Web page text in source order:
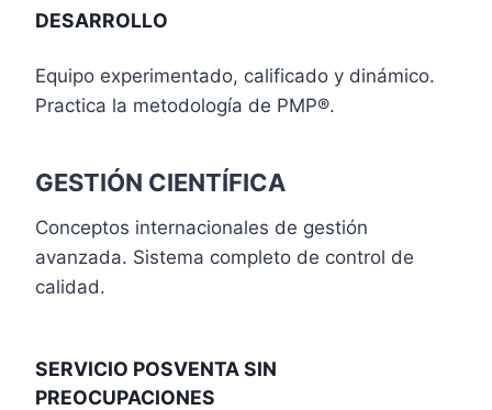
DESARROLLO
Equipo experimentado, calificado y dinámico.
Practica la metodología de PMP®.
GESTIÓN CIENTÍFICA
Conceptos internacionales de gestión
avanzada. Sistema completo de control de
calidad.
SERVICIO POSVENTA SIN
PREOCUPACIONES